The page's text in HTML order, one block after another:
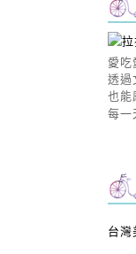
愛吃
透過
也能
每
台灣